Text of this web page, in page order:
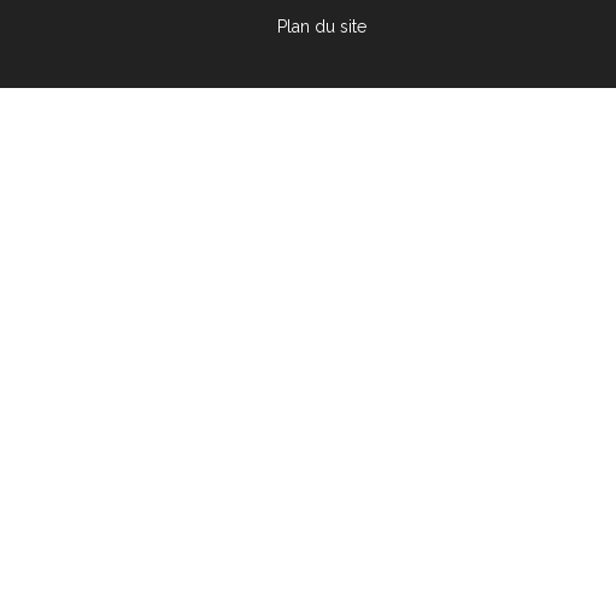
Plan du site